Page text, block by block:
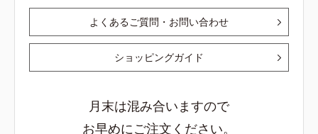
よくあるご質問・お問い合わせ
ショッピングガイド
月末は混み合いますので
お早めにご注文ください。